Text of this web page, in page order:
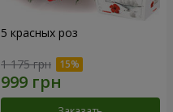
5 красных роз
1 175 грн